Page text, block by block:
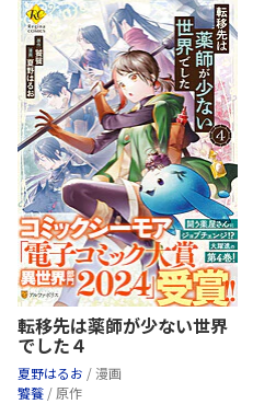
転移先は薬師が少ない世界
でした４
夏野はるお / 漫画
饕餮 / 原作